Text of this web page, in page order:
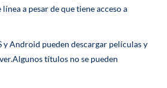
a pesar de que tiene acceso a
y Android pueden descargar películas y
títulos no se pueden